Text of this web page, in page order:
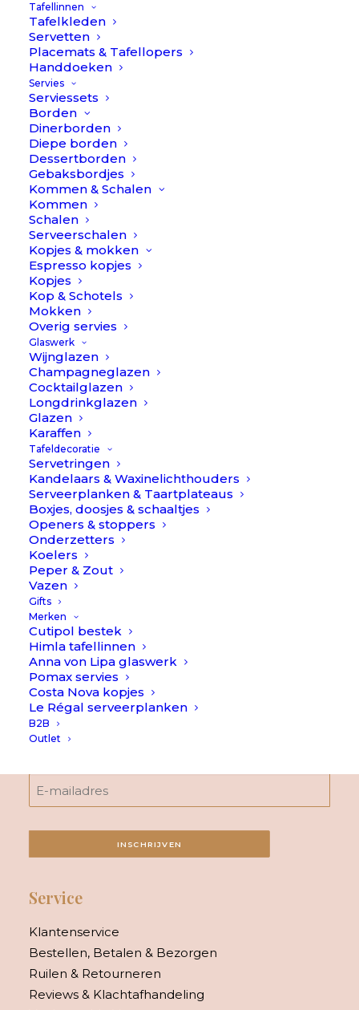
Tafellinnen
Tafelkleden
Servetten
Placemats & Tafellopers
Handdoeken
Servies
Serviessets
Borden
Dinerborden
Diepe borden
Dessertborden
Gebaksbordjes
Kommen & Schalen
Kommen
Schalen
Serveerschalen
Kopjes & mokken
Espresso kopjes
Kopjes
Kop & Schotels
Mokken
Overig servies
Glaswerk
Wijnglazen
Champagneglazen
Cocktailglazen
Longdrinkglazen
Glazen
Karaffen
Tafeldecoratie
Servetringen
Kandelaars & Waxinelichthouders
Serveerplanken & Taartplateaus
Boxjes, doosjes & schaaltjes
Openers & stoppers
Onderzetters
Koelers
Peper & Zout
Vazen
Gifts
Merken
Cutipol bestek
Himla tafellinnen
Anna von Lipa glaswerk
Pomax servies
Costa Nova kopjes
Le Régal serveerplanken
B2B
Outlet
Onderzetter Daisy beads // À la (set van 2)
AANBIEDING!
INSCHRIJVEN
Service
Klantenservice
Bestellen, Betalen & Bezorgen
Ruilen & Retourneren
Reviews & Klachtafhandeling